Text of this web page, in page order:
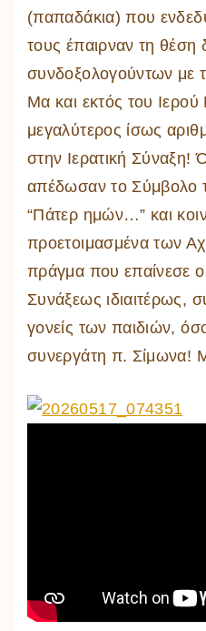
(παπαδάκια) που
τους έπαιρναν τη θέση
συνδοξολογούντων με
Μα και εκτός του
μεγαλύτερος ίσως
στην Ιερατική Σύναξη!
απέδωσαν το Σύμβολο
“Πάτερ ημών…” και
προετοιμασμένα των
πράγμα που επαίνεσε
Συνάξεως ιδιαιτέρως,
γονείς των παιδιών,
συνεργάτη π. Σίμωνα!